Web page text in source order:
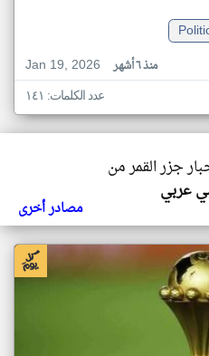
Jan 19, 2026
منذ ٦ أشهر
عدد الكلمات: ١٤١
جزر القمر من
عربي
مصادر أخرى